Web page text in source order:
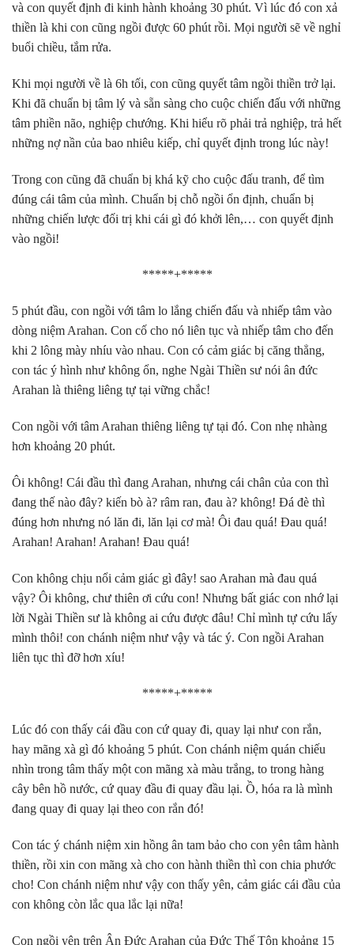
và con quyết định đi kinh hành khoảng 30 phút. Vì lúc đó con xả
thiền là khi con cũng ngồi được 60 phút rồi. Mọi người sẽ về nghỉ
buổi chiều, tắm rửa.
Khi mọi người về là 6h tối, con cũng quyết tâm ngồi thiền trở lại.
Khi đã chuẩn bị tâm lý và sẵn sàng cho cuộc chiến đấu với những
tâm phiền não, nghiệp chướng. Khi hiểu rõ phải trả nghiệp, trả hết
những nợ nần của bao nhiêu kiếp, chỉ quyết định trong lúc này!
Trong con cũng đã chuẩn bị khá kỹ cho cuộc đấu tranh, để tìm
đúng cái tâm của mình. Chuẩn bị chỗ ngồi ổn định, chuẩn bị
những chiến lược đối trị khi cái gì đó khởi lên,… con quyết định
vào ngồi!
*****+*****
5 phút đầu, con ngồi với tâm lo lắng chiến đấu và nhiếp tâm vào
dòng niệm Arahan. Con cố cho nó liên tục và nhiếp tâm cho đến
khi 2 lông mày nhíu vào nhau. Con có cảm giác bị căng thẳng,
con tác ý hình như không ổn, nghe Ngài Thiền sư nói ân đức
Arahan là thiêng liêng tự tại vững chắc!
Con ngồi với tâm Arahan thiêng liêng tự tại đó. Con nhẹ nhàng
hơn khoảng 20 phút.
Ôi không! Cái đầu thì đang Arahan, nhưng cái chân của con thì
đang thế nào đây? kiến bò à? râm ran, đau à? không! Đá đè thì
đúng hơn nhưng nó lăn đi, lăn lại cơ mà! Ôi đau quá! Đau quá!
Arahan! Arahan! Arahan! Đau quá!
Con không chịu nổi cảm giác gì đây! sao Arahan mà đau quá
vậy? Ôi không, chư thiên ơi cứu con! Nhưng bất giác con nhớ lại
lời Ngài Thiền sư là không ai cứu được đâu! Chỉ mình tự cứu lấy
mình thôi! con chánh niệm như vậy và tác ý. Con ngồi Arahan
liên tục thì đỡ hơn xíu!
*****+*****
Lúc đó con thấy cái đầu con cứ quay đi, quay lại như con rắn,
hay mãng xà gì đó khoảng 5 phút. Con chánh niệm quán chiếu
nhìn trong tâm thấy một con mãng xà màu trắng, to trong hàng
cây bên hồ nước, cứ quay đầu đi quay đầu lại. Ồ, hóa ra là mình
đang quay đi quay lại theo con rắn đó!
Con tác ý chánh niệm xin hồng ân tam bảo cho con yên tâm hành
thiền, rồi xin con mãng xà cho con hành thiền thì con chia phước
cho! Con chánh niệm như vậy con thấy yên, cảm giác cái đầu của
con không còn lắc qua lắc lại nữa!
Con ngồi yên trên Ân Đức Arahan của Đức Thế Tôn khoảng 15